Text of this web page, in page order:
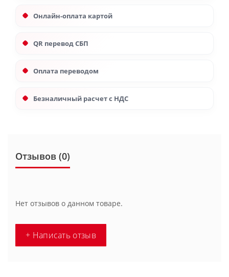
Онлайн-оплата картой
QR перевод СБП
Оплата переводом
Безналичный расчет с НДС
Отзывов (0)
Нет отзывов о данном товаре.
+ Написать отзыв